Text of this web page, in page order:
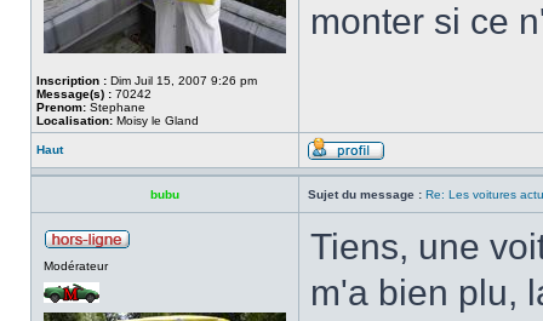
Inscription : Dim Juil 15, 2007 9:26 pm
Message(s) : 70242
Prenom: Stephane
Localisation: Moisy le Gland
monter si ce
Haut
bubu Sujet du message : Re: Les voitures
Modérateur
Tiens, une
m'a bien plu,